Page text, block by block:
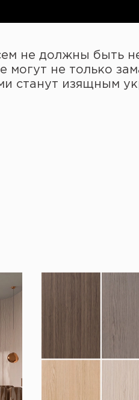
не должны быть
не только
станут изящным